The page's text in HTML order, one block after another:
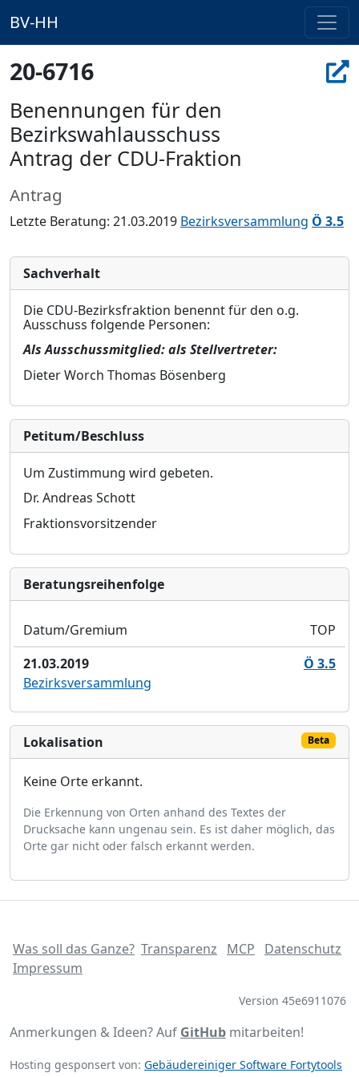
BV-HH
20-6716
Benennungen für den
Bezirkswahlausschuss
Antrag der CDU-Fraktion
Antrag
Letzte Beratung: 21.03.2019 Bezirksversammlung Ö 3.5
Sachverhalt
Die CDU-Bezirksfraktion benennt für den o.g.
Ausschuss folgende Personen:
Als Ausschussmitglied:als Stellvertreter:
Dieter Worch Thomas Bösenberg
Petitum/Beschluss
Um Zustimmung wird gebeten.
Dr. Andreas Schott
Fraktionsvorsitzender
Bera­tungs­reihen­folge
Datum/Gremium
TOP
21.03.2019
Ö 3.5
Bezirksversammlung
Lokalisation Beta
Keine Orte erkannt.
Die Erkennung von Orten anhand des Textes der
Drucksache kann ungenau sein. Es ist daher möglich, das
Orte gar nicht oder falsch erkannt werden.
Was soll das Ganze? Transparenz MCP
Datenschutz
Impressum
Version 45e6911076
Anmerkungen & Ideen? Auf GitHub mitarbeiten!
Hosting gesponsert von: Gebäudereiniger Software Fortytools